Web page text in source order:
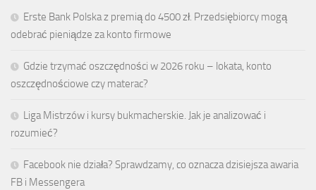
Erste Bank Polska z premią do 4500 zł. Przedsiębiorcy mogą
odebrać pieniądze za konto firmowe
Gdzie trzymać oszczędności w 2026 roku – lokata, konto
oszczędnościowe czy materac?
Liga Mistrzów i kursy bukmacherskie. Jak je analizować i
rozumieć?
Facebook nie działa? Sprawdzamy, co oznacza dzisiejsza awaria
FB i Messengera